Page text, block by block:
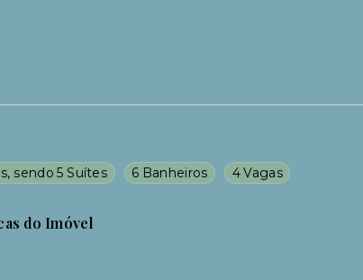
sendo 5 Suítes 6 Banheiros 4 Vagas
do Imóvel